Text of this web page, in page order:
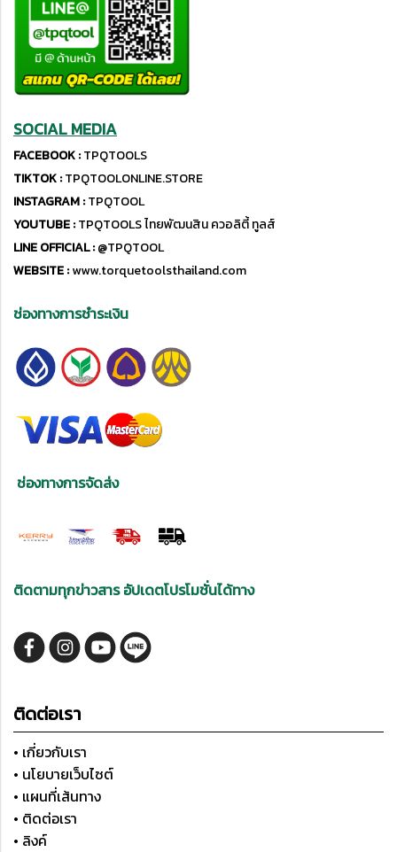
SOCIAL MEDIA
FACEBOOK :TPQTOOLS
TIKTOK :TPQTOOLONLINE.STORE
INSTAGRAM :TPQTOOL
YOUTUBE :TPQTOOLS ไทยพัฒนสิน ควอลิตี้ ทูลส์
LINE OFFICIAL :@TPQTOOL
WEBSITE :www.torquetoolsthailand.com
ช่องทางการชำระเงิน
ช่องทางการจัดส่ง
ติดตามทุกข่าวสาร อัปเดตโปรโมชั่นได้ทาง
ติดต่อเรา
• เกี่ยวกับเรา
• นโยบายเว็บไซต์
• แผนที่เส้นทาง
• ติดต่อเรา
• ลิงค์